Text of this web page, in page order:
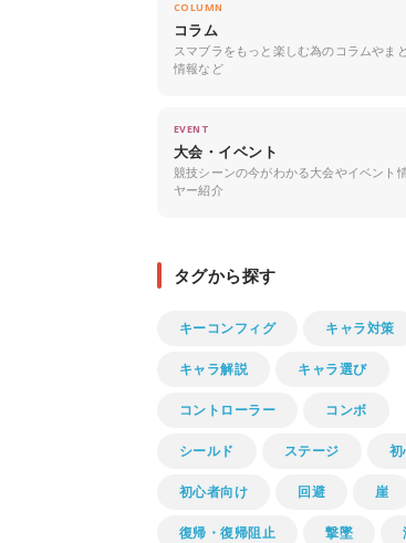
COLUMN
コラム
スマブラをもっと楽しむ為のコラムやま
情報など
EVENT
大会・イベント
競技シーンの今がわかる大会やイベント
ヤー紹介
タグから探す
キーコンフィグ キャラ対策
キャラ解説 キャラ選び
コントローラー コンボ
シールド ステージ
初心者向け 回避 崖
復帰・復帰阻止 撃墜